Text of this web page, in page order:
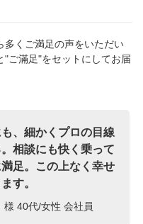
多くご満足の声をいただい
"ご滿足"をセットにしてお届
、細かくプロの目線
相談にも快く乗って
足。この上なく幸せ
す。
様 40代/女性 会社員